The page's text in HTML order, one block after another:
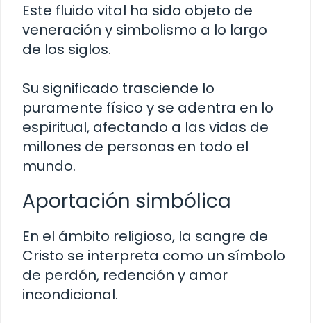
Este fluido vital ha sido objeto de
veneración y simbolismo a lo largo
de los siglos.
Su significado trasciende lo
puramente físico y se adentra en lo
espiritual, afectando a las vidas de
millones de personas en todo el
mundo.
Aportación simbólica
En el ámbito religioso, la sangre de
Cristo se interpreta como un símbolo
de perdón, redención y amor
incondicional.